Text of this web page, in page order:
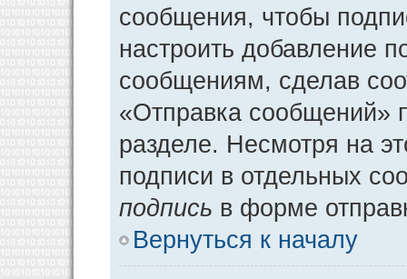
сообщения, чтобы
настроить добавление
сообщениям, сделав
«Отправка сообщений»
разделе. Несмотря на
подписи в отдельных
подпись в форме
Вернуться к началу